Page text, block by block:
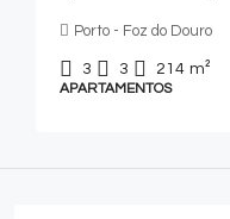
Porto - Foz do Douro
3 3 214 m²
APARTAMENTOS